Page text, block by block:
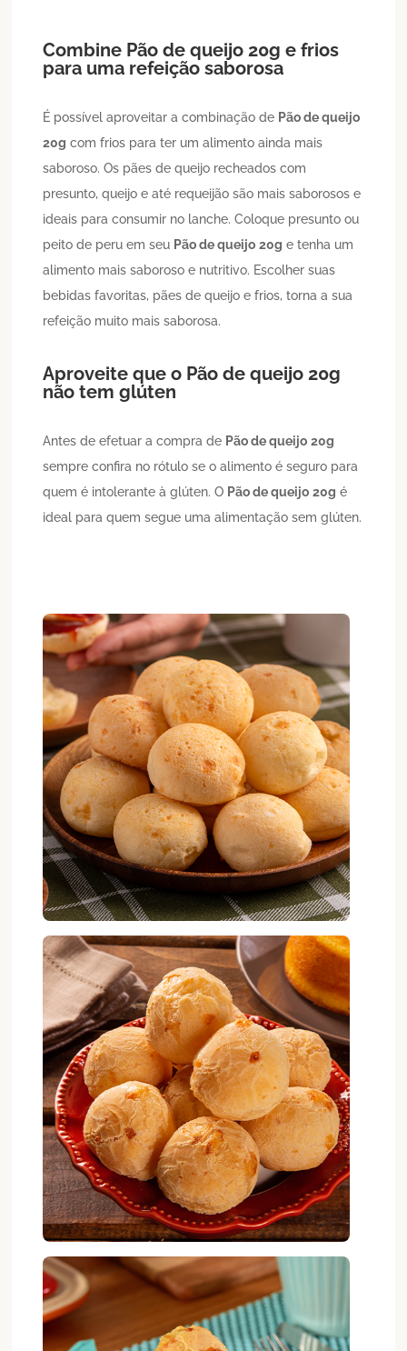
Combine Pão de queijo 20g e frios
para uma refeição saborosa
É possível aproveitar a combinação de Pão de queijo
20g com frios para ter um alimento ainda mais
saboroso. Os pães de queijo recheados com
presunto, queijo e até requeijão são mais saborosos e
ideais para consumir no lanche. Coloque presunto ou
peito de peru em seu Pão de queijo 20g e tenha um
alimento mais saboroso e nutritivo. Escolher suas
bebidas favoritas, pães de queijo e frios, torna a sua
refeição muito mais saborosa.
Aproveite que o Pão de queijo 20g
não tem glúten
Antes de efetuar a compra de Pão de queijo 20g
sempre confira no rótulo se o alimento é seguro para
quem é intolerante à glúten. O Pão de queijo 20g é
ideal para quem segue uma alimentação sem glúten.